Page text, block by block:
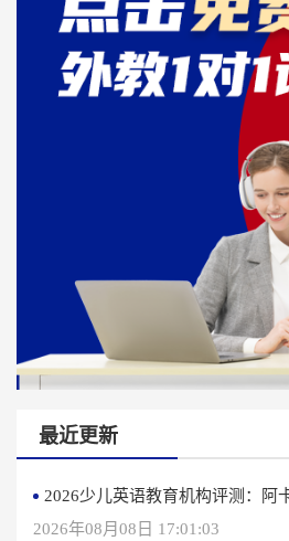
最近更新
2026少儿英语教育机构评测：阿卡索如
2026年08月08日 17:01:03